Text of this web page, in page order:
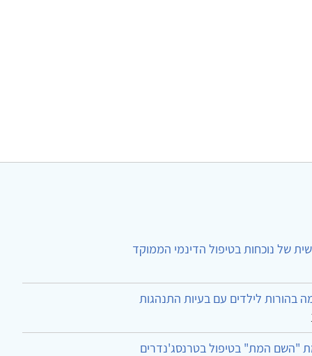
של נוכחות בטיפול הדינמי הממוקד
בהורות לילדים עם בעיות התנהגות
"השם המת" בטיפול בטרנסג'נדרים